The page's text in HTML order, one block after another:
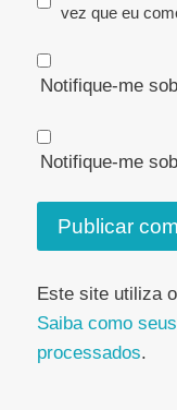
vez que eu
Notifique-me
Notifique-me
Este site utiliza
Saiba como
processados.